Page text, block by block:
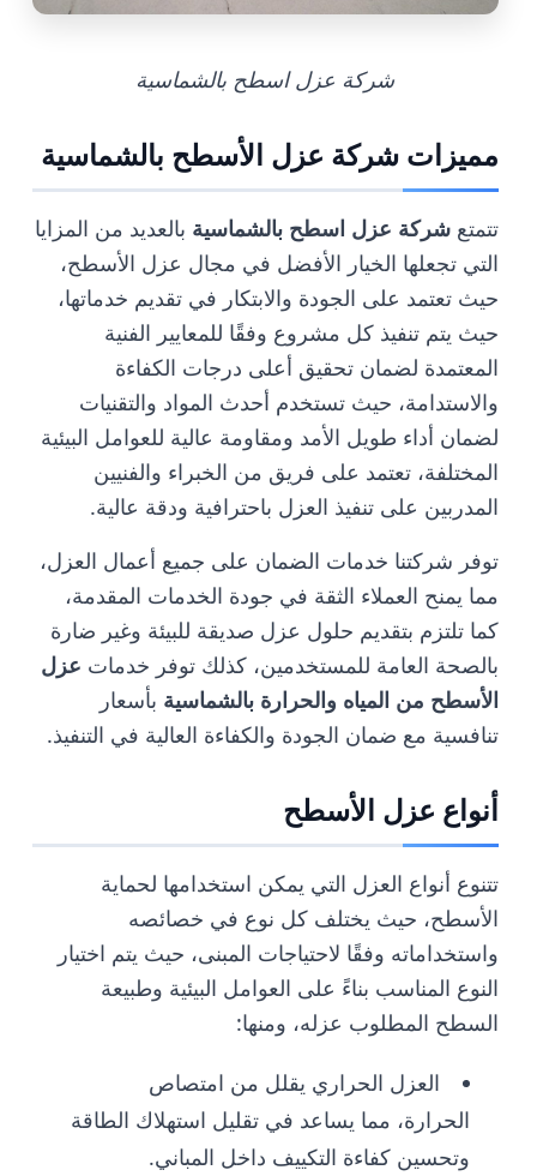
شركة عزل اسطح بالشماسية
مميزات شركة عزل الأسطح بالشماسية
تتمتع شركة عزل اسطح بالشماسية بالعديد من المزايا
التي تجعلها الخيار الأفضل في مجال عزل الأسطح،
حيث تعتمد على الجودة والابتكار في تقديم خدماتها،
حيث يتم تنفيذ كل مشروع وفقًا للمعايير الفنية
المعتمدة لضمان تحقيق أعلى درجات الكفاءة
والاستدامة، حيث تستخدم أحدث المواد والتقنيات
لضمان أداء طويل الأمد ومقاومة عالية للعوامل البيئية
المختلفة، تعتمد على فريق من الخبراء والفنيين
المدربين على تنفيذ العزل باحترافية ودقة عالية.
توفر شركتنا خدمات الضمان على جميع أعمال العزل،
مما يمنح العملاء الثقة في جودة الخدمات المقدمة،
كما تلتزم بتقديم حلول عزل صديقة للبيئة وغير ضارة
بالصحة العامة للمستخدمين، كذلك توفر خدمات عزل
الأسطح من المياه والحرارة بالشماسية بأسعار
تنافسية مع ضمان الجودة والكفاءة العالية في التنفيذ.
أنواع عزل الأسطح
تتنوع أنواع العزل التي يمكن استخدامها لحماية
الأسطح، حيث يختلف كل نوع في خصائصه
واستخداماته وفقًا لاحتياجات المبنى، حيث يتم اختيار
النوع المناسب بناءً على العوامل البيئية وطبيعة
السطح المطلوب عزله، ومنها:
العزل الحراري يقلل من امتصاص
الحرارة، مما يساعد في تقليل استهلاك الطاقة
وتحسين كفاءة التكييف داخل المباني.